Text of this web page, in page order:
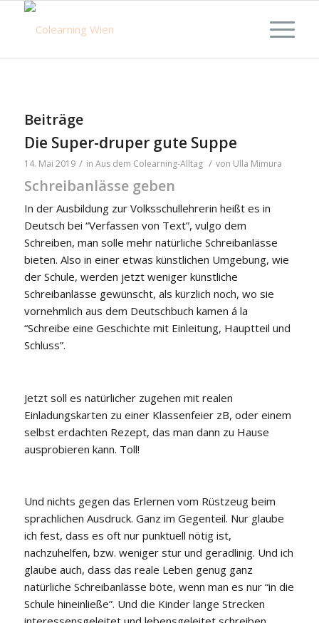
Beiträge
Die Super-druper gute Suppe
14. Mai 2019 / in Aus dem Colearning-Alltag / von Ulla Mimura
Schreibanlässe geben
In der Ausbildung zur Volksschullehrerin heißt es in
Deutsch bei “Verfassen von Text”, vulgo dem
Schreiben, man solle mehr natürliche Schreibanlässe
bieten. Also in einer etwas künstlichen Umgebung, wie
der Schule, werden jetzt weniger künstliche
Schreibanlässe gewünscht, als kürzlich noch, wo sie
vornehmlich aus dem Deutschbuch kamen á la
“Schreibe eine Geschichte mit Einleitung, Hauptteil und
Schluss”.
Jetzt soll es natürlicher zugehen mit realen
Einladungskarten zu einer Klassenfeier zB, oder einem
selbst erdachten Rezept, das man dann zu Hause
ausprobieren kann. Toll!
Und nichts gegen das Erlernen vom Rüstzeug beim
sprachlichen Ausdruck. Ganz im Gegenteil. Nur glaube
ich fest, dass es oft nur punktuell nötig ist,
nachzuhelfen, bzw. weniger stur und geradlinig. Und ich
glaube auch, dass das reale Leben genug ganz
natürliche Schreibanlässe böte, wenn man es nur “in die
Schule hineinließe”. Und die Kinder lange Strecken